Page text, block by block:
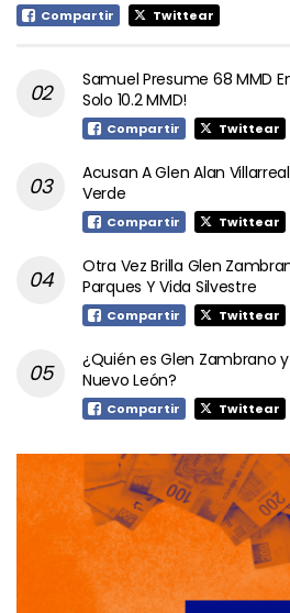
Compartir Twittear
Samuel Presume 68 MMD
Solo 10.2 MMD!
Compartir Twittear
Acusan A Glen Alan
Verde
Compartir Twittear
Otra Vez Brilla Glen
Parques Y Vida Silvestre
Compartir Twittear
¿Quién es Glen Zambrano
Nuevo León?
Compartir Twittear